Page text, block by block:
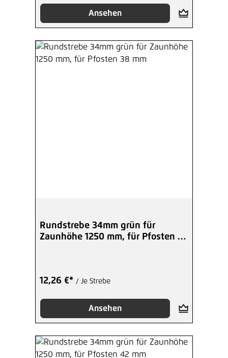
Ansehen
Rundstrebe 34mm grün für
Zaunhöhe 1250 mm, für Pfosten 38
12,26 €* / Je Strebe
Ansehen